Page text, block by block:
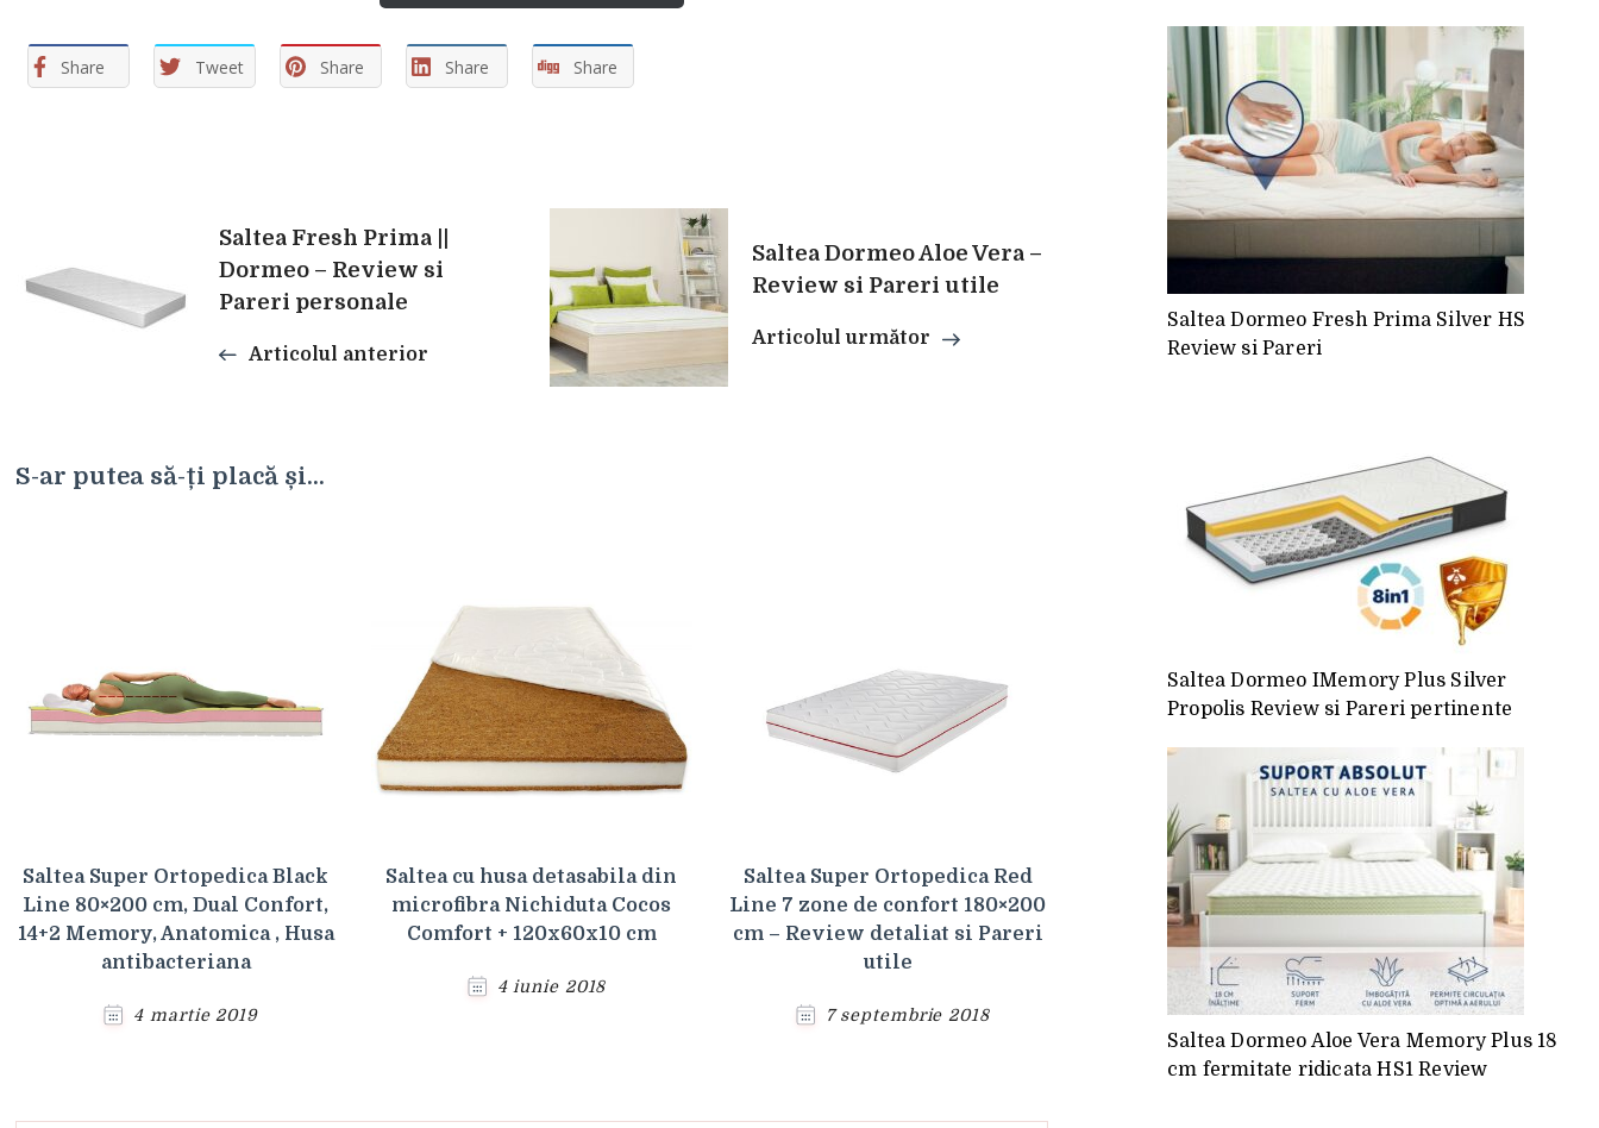
Share Tweet Share Share Share
Navigare
în
Saltea Fresh Prima ||
Dormeo – Review si
Pareri personale
Articolul anterior
Saltea Dormeo Aloe Vera –
Review si Pareri utile
Articolul următor
S-ar putea să-ți placă și...
Saltea Super Ortopedica Black
Line 80×200 cm, Dual Confort,
14+2 Memory, Anatomica , Husa
antibacteriana
4 martie 2019
Saltea cu husa detasabila din
microfibra Nichiduta Cocos
Comfort + 120x60x10 cm
4 iunie 2018
Saltea Super Ortopedica Red
Line 7 zone de confort 180×200
cm – Review detaliat si Pareri
utile
7 septembrie 2018
Saltea Dormeo Fresh Prima Silver HS
Review si Pareri
Saltea Dormeo IMemory Plus Silver
Propolis Review si Pareri pertinente
Saltea Dormeo Aloe Vera Memory Plus 18
cm fermitate ridicata HS1 Review